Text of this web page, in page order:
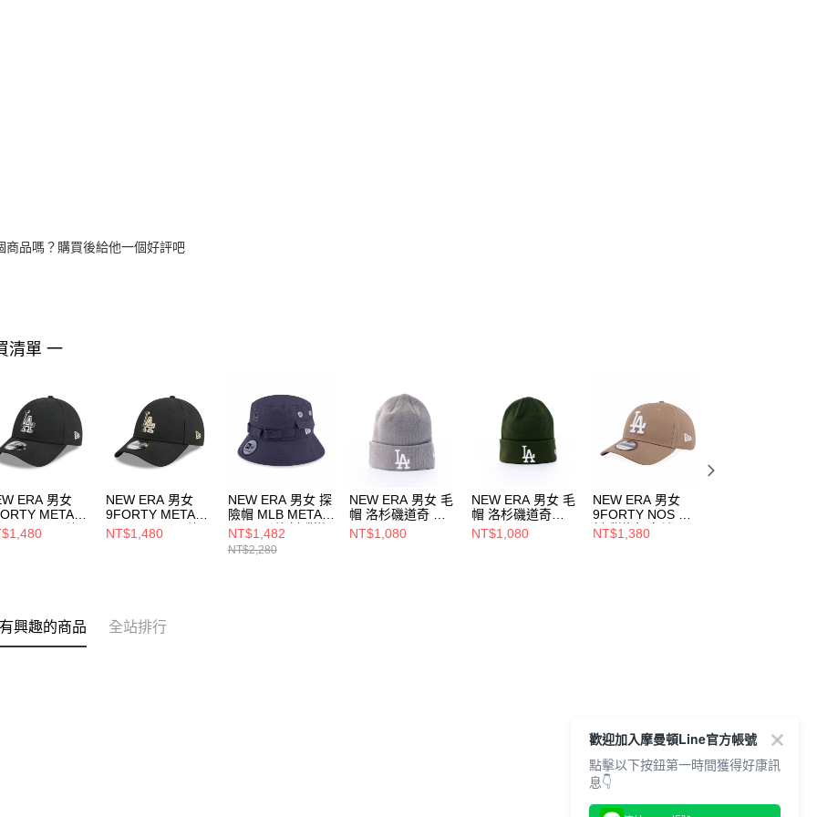
商品嗎？購買後給他一個好評吧
清單 一
ERA 男女
METAL
SS26 洛
道奇 黑
NEW ERA 男女
9FORTY METAL
BADGE SS26 洛
杉磯道奇 黑
NT$1,480
NEW ERA 男女 探
險帽 MLB METAL
BADGE 洛杉磯道
奇 石墨
NE14499874
NT$1,482
NT$2,280
NEW ERA 男女 毛
帽 洛杉磯道奇 灰
NE70730185
NT$1,080
NEW ERA 男女 毛
帽 洛杉磯道奇
NE70730187
NT$1,080
NEW ERA 男女
9FORTY NOS 洛
杉磯道奇 卡其
NE13368516
NT$1,380
興趣的商品 全站排行
歡迎加入摩曼頓Line官方帳號
點擊以下按鈕第一時間獲得好康訊
息👇